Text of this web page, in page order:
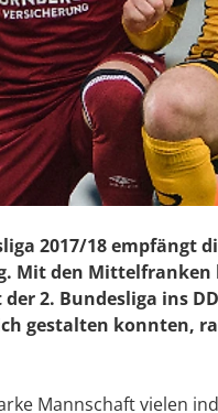
2017/18 empfängt
Mit den
2. Bundesliga ins
gestalten konnten,
Mannschaft vielen